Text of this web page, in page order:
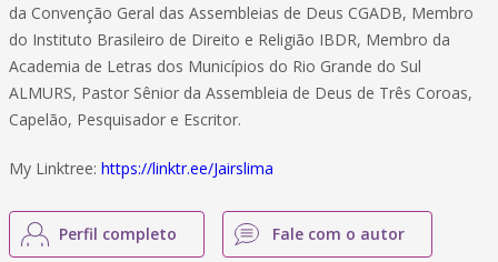
da Convenção Geral das Assembleias de Deus CGADB, Membro
do Instituto Brasileiro de Direito e Religião IBDR, Membro da
Academia de Letras dos Municípios do Rio Grande do Sul
ALMURS, Pastor Sênior da Assembleia de Deus de Três Coroas,
Capelão, Pesquisador e Escritor.
My Linktree: https://linktr.ee/Jairslima
Perfil completo Fale com o autor